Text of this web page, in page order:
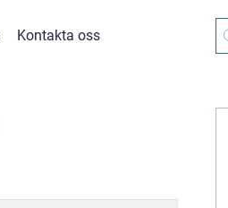
Kontakta oss